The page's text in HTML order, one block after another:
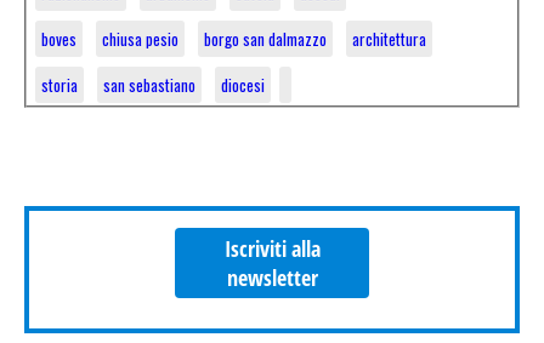
boves
chiusa pesio borgo san dalmazzo
architettura
storia
san sebastiano diocesi
Iscriviti alla
newsletter